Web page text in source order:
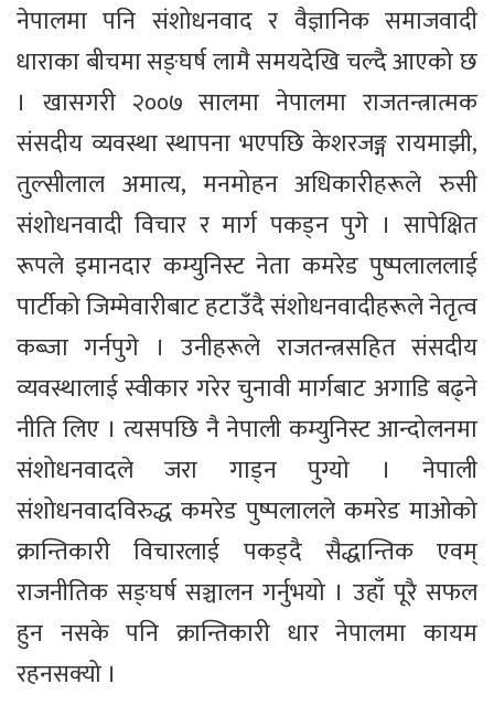
नेपालमा पनि संशोधनवाद र वैज्ञानिक समाजवादी
धाराका बीचमा सङ्घर्ष लामै समयदेखि चल्दै आएको छ
। खासगरी २००७ सालमा नेपालमा राजतन्त्रात्मक
संसदीय व्यवस्था स्थापना भएपछि केशरजङ्ग रायमाझी,
तुल्सीलाल अमात्य, मनमोहन अधिकारीहरूले रुसी
संशोधनवादी विचार र मार्ग पकड्न पुगे । सापेक्षित
रूपले इमानदार कम्युनिस्ट नेता कमरेड पुष्पलाललाई
पार्टीको जिम्मेवारीबाट हटाउँदै संशोधनवादीहरूले नेतृत्व
कब्जा गर्नपुगे । उनीहरूले राजतन्त्रसहित संसदीय
व्यवस्थालाई स्वीकार गरेर चुनावी मार्गबाट अगाडि बढ्ने
नीति लिए । त्यसपछि नै नेपाली कम्युनिस्ट आन्दोलनमा
संशोधनवादले जरा गाड्न पुग्यो । नेपाली
संशोधनवादविरुद्ध कमरेड पुष्पलालले कमरेड माओको
क्रान्तिकारी विचारलाई पकड्दै सैद्धान्तिक एवम्
राजनीतिक सङ्घर्ष सञ्चालन गर्नुभयो । उहाँ पूरै सफल
हुन नसके पनि क्रान्तिकारी धार नेपालमा कायम
रहनसक्यो ।